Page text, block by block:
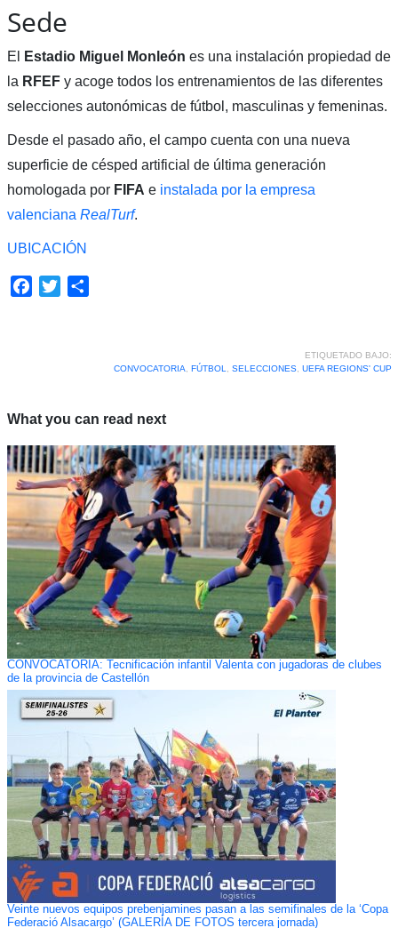
Sede
El Estadio Miguel Monleón es una instalación propiedad de
la RFEFy acoge todos los entrenamientos de las diferentes
selecciones autonómicas de fútbol, masculinas y femeninas.
Desde el pasado año, el campo cuenta con una nueva
superficie de césped artificial de última generación
homologada por FIFA e instalada por la empresa
valenciana RealTurf.
UBICACIÓN
Facebook
Twitter
ETIQUETADO BAJO:
CONVOCATORIA
FÚTBOL SELECCIONES, UEFA REGIONS' CUP
What you can read next
CONVOCATORIA: Tecnificación infantil Valenta con jugadoras de clubes
de la provincia de Castellón
Veinte nuevos equipos prebenjamines pasan a las semifinales de la ‘Copa
Federació Alsacargo’ (GALERÍA DE FOTOS tercera jornada)